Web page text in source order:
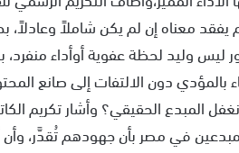
يفقد معناه إن لم يكن شاملاً
ليس وليد لحظة عفوية أوأداء
بالمؤدي دون الالتفات إلى صانع
المبدع الحقيقي؟ وأشار تكريم
في مصر بأن جهودهم تُقدَّر،